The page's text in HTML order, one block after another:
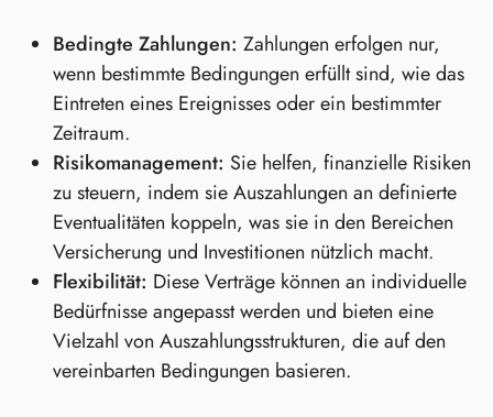
Bedingte Zahlungen: Zahlungen erfolgen nur,
wenn bestimmte Bedingungen erfüllt sind, wie das
Eintreten eines Ereignisses oder ein bestimmter
Zeitraum.
Risikomanagement: Sie helfen, finanzielle Risiken
zu steuern, indem sie Auszahlungen an definierte
Eventualitäten koppeln, was sie in den Bereichen
Versicherung und Investitionen nützlich macht.
Flexibilität: Diese Verträge können an individuelle
Bedürfnisse angepasst werden und bieten eine
Vielzahl von Auszahlungsstrukturen, die auf den
vereinbarten Bedingungen basieren.